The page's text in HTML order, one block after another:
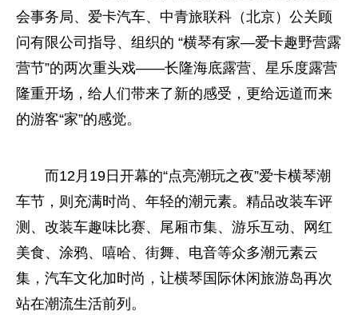
会事务局、爱卡汽车、中青旅联科（北京）公关顾
问有限公司指导、组织的 “横琴有家—爱卡趣野营露
营节”的两次重头戏——长隆海底露营、星乐度露营
隆重开场，给人们带来了新的感受，更给远道而来
的游客“家”的感觉。
而12月19日开幕的“点亮潮玩之夜”爱卡横琴潮
车节，则充满时尚、年轻的潮元素。精品改装车评
测、改装车趣味比赛、尾厢市集、游乐互动、网红
美食、涂鸦、嘻哈、街舞、电音等众多潮元素云
集，汽车文化加时尚，让横琴国际休闲旅游岛再次
站在潮流生活前列。